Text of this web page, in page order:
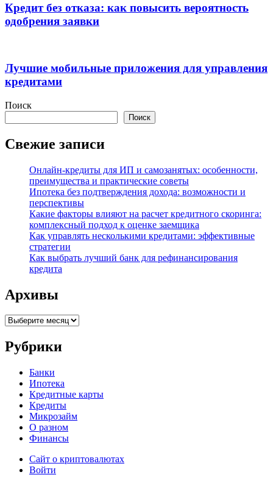
Кредит без отказа: как повысить вероятность
одобрения заявки
Лучшие мобильные приложения для управления
кредитами
Поиск
Поиск
Свежие записи
Онлайн-кредиты для ИП и самозанятых: особенности,
преимущества и практические советы
Ипотека без подтверждения дохода: возможности и
перспективы
Какие факторы влияют на расчет кредитного скоринга:
комплексный подход к оценке заемщика
Как управлять несколькими кредитами: эффективные
стратегии
Как выбрать лучший банк для рефинансирования
кредита
Архивы
Архивы
Рубрики
Банки
Ипотека
Кредитные карты
Кредиты
Микрозайм
О разном
Финансы
Сайт о криптовалютах
Войти